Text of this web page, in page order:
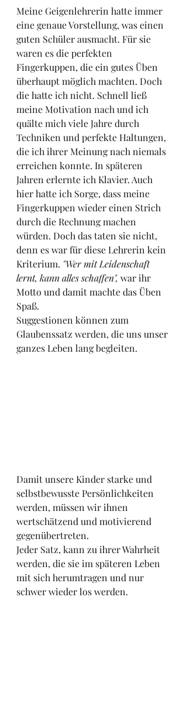
Meine Geigenlehrerin hatte immer
eine genaue Vorstellung, was einen
guten Schüler ausmacht. Für sie
waren es die perfekten
Fingerkuppen, die ein gutes Üben
überhaupt möglich machten. Doch
die hatte ich nicht. Schnell ließ
meine Motivation nach und ich
quälte mich viele Jahre durch
Techniken und perfekte Haltungen,
die ich ihrer Meinung nach niemals
erreichen konnte. In späteren
Jahren erlernte ich Klavier. Auch
hier hatte ich Sorge, dass meine
Fingerkuppen wieder einen Strich
durch die Rechnung machen
würden. Doch das taten sie nicht,
denn es war für diese Lehrerin kein
Kriterium. "Wer mit Leidenschaft
lernt, kann alles schaffen", war ihr
Motto und damit machte das Üben
Spaß.
Suggestionen können zum
Glaubenssatz werden, die uns unser
ganzes Leben lang begleiten.
Damit unsere Kinder starke und
selbstbewusste Persönlichkeiten
werden, müssen wir ihnen
wertschätzend und motivierend
gegenübertreten.
Jeder Satz, kann zu ihrer Wahrheit
werden, die sie im späteren Leben
mit sich herumtragen und nur
schwer wieder los werden.